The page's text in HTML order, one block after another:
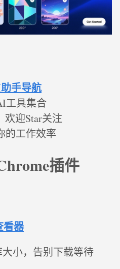
手导航
工具集合
欢迎Star关注
的工作效率
插件
看器
小，告别下载等待